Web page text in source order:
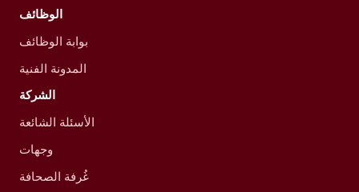
الوظائف
بوابة الوظائف
المدونة الفنية
الشركة
الأسئلة الشائعة
وجهات
غُرفة الصحافة